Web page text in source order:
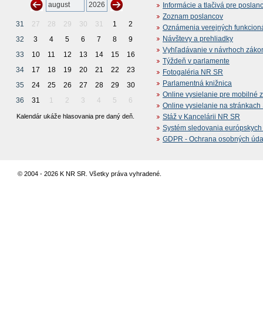
31 27 28 29 30 31 1
2
32
3 4 5 6 7 8
9
33
10 11 12 13 14 15
16
34
17 18 19 20 21 22
23
35
24 25 26 27 28 29
30
36
31 1 2 3 4 5 6
Kalendár ukáže hlasovania pre daný deň.
Informácie a tlačivá pre
Zoznam poslancov
Oznámenia verejných
Návštevy a prehliadky
Vyhľadávanie v návrhoch
Týždeň v parlamente
Fotogaléria NR SR
Parlamentná knižnica
Online vysielanie pre mobilné
Online vysielanie na stránkach
Stáž v Kancelárii NR SR
Systém sledovania
GDPR - Ochrana osobných
© 2004 - 2026 K NR SR. Všetky práva vyhradené.